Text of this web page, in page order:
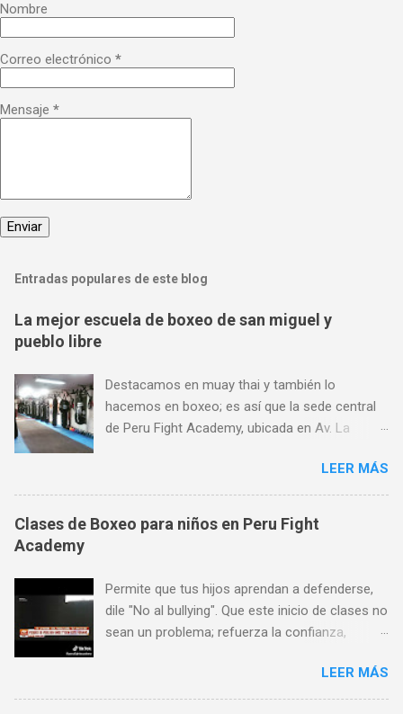
Nombre
Correo electrónico *
Mensaje *
Entradas populares de este blog
La mejor escuela de boxeo de san miguel y
pueblo libre
Destacamos en muay thai y también lo
hacemos en boxeo; es así que la sede central
de Peru Fight Academy, ubicada en Av. La
lugar para aprender boxeo de San Miguel,
Pueblo Libre y Jesús María; y todo ello gracias
a su preferencia. Encuéntranos en Av. La
Marina 1368 (a pocas cuadras de Plaza San
a Viernes de 7 am a 11 pm, Sábados de 9 am a
8 pm y Domingos de 9 am a 1 pm. Más
informes: 944 672 901,
LEER MÁS
Clases de Boxeo para niños en Peru Fight
Academy
Permite que tus hijos aprendan a defenderse,
dile "No al bullying". Que este inicio de clases no
sean un problema; refuerza la confianza,
las artes marciales y deportes de contacto!
Encuéntranos en Av. La Marina 1368 (a pocas
LEER MÁS